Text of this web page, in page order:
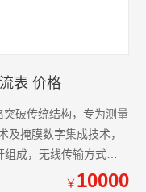
表 价格
破传统结构，专为测量
及掩膜数字集成技术，
成，无线传输方式，
￥ 10000